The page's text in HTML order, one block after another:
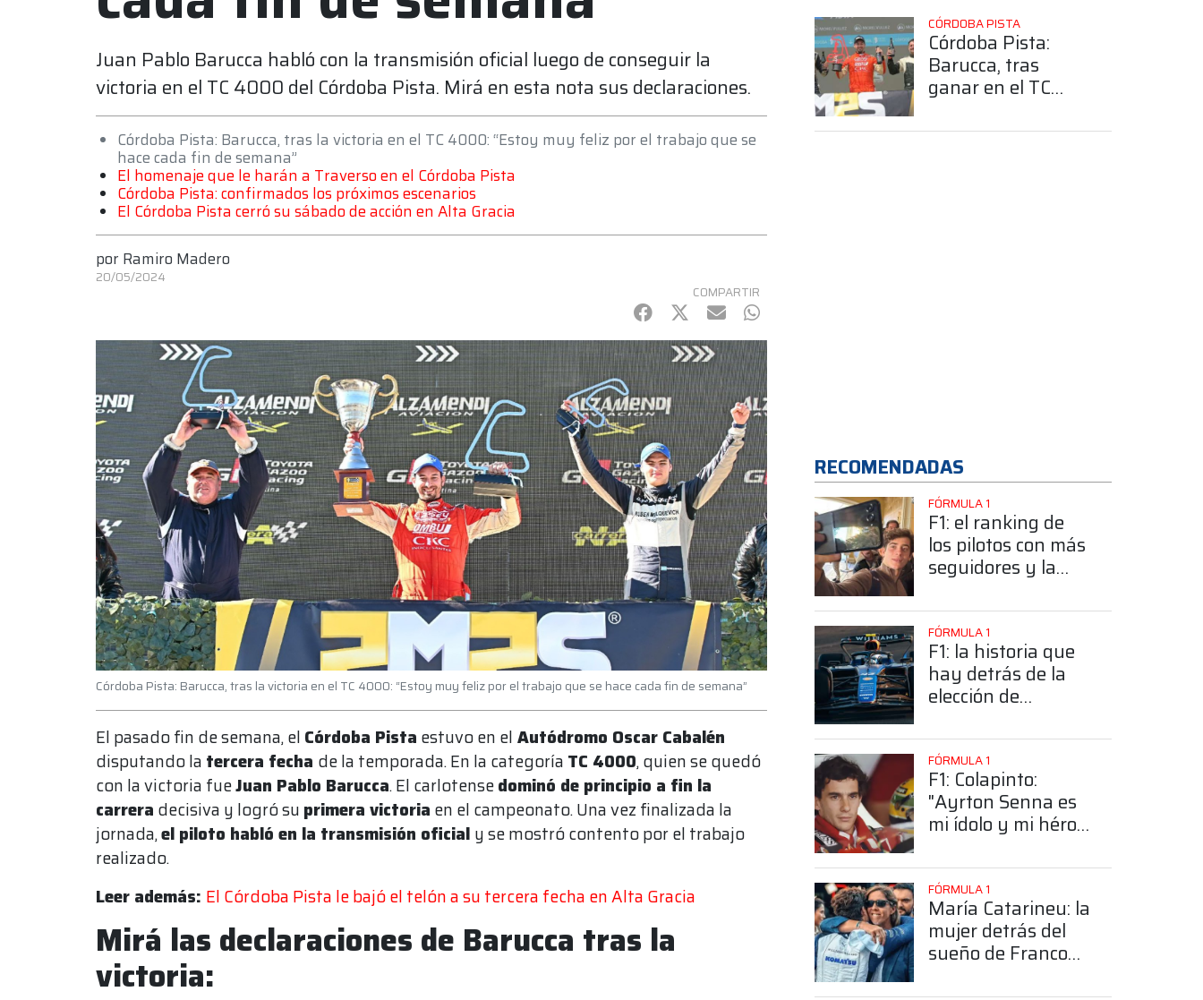
Juan Pablo Barucca habló con la transmisión oficial luego de conseguir la
victoria en el TC 4000 del Córdoba Pista. Mirá en esta nota sus declaraciones.
Córdoba Pista: Barucca, tras la victoria en el TC 4000: “Estoy muy feliz por el trabajo que se
hace cada fin de semana”
El homenaje que le harán a Traverso en el Córdoba Pista
Córdoba Pista: confirmados los próximos escenarios
El Córdoba Pista cerró su sábado de acción en Alta Gracia
por Ramiro Madero
20/05/2024
COMPARTIR
Facebook
Twitter
mail WhatsApp
Córdoba Pista: Barucca, tras la victoria en el TC 4000: “Estoy muy feliz por el trabajo que se hace cada fin de semana”
El pasado fin de semana, el Córdoba Pista estuvo en el Autódromo Oscar Cabalén
disputando la tercera fecha de la temporada. En la categoría TC 4000, quien se quedó
con la victoria fueJuan Pablo Barucca. El carlotensedominó de principio a fin la
carrera decisiva y logró su primera victoria en el campeonato. Una vez finalizada la
jornada,el piloto habló en la transmisión oficial y se mostró contento por el trabajo
realizado.
Leer además: El Córdoba Pista le bajó el telón a su tercera fecha en Alta Gracia
Mirá las declaraciones de Barucca tras la
victoria:
año teníamos que
ganar y se nos dio”
CÓRDOBA PISTA
Córdoba Pista:
Barucca, tras
ganar en el TC
campeonato es el
RECOMENDADAS
FÓRMULA 1
F1: el ranking de
los pilotos con más
seguidores y la
posición de
Colapinto
FÓRMULA 1
F1: la historia que
hay detrás de la
elección de
número 43
FÓRMULA 1
F1: Colapinto:
"Ayrton Senna es
mi ídolo y mi héroe
FÓRMULA 1
María Catarineu: la
mujer detrás del
sueño de Franco